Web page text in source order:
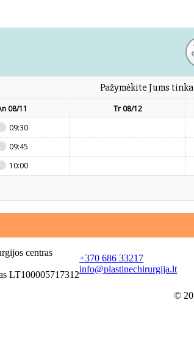
Pažymėkite Jums
08/11
09:30
09:45
10:00
Tr 08/12
centras
LT100005717312
+370 686 33217
info@plastinechirurgija.lt
©